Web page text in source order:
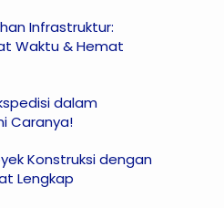
Infrastruktur:
Waktu & Hemat
dalam
Caranya!
Konstruksi dengan
Lengkap